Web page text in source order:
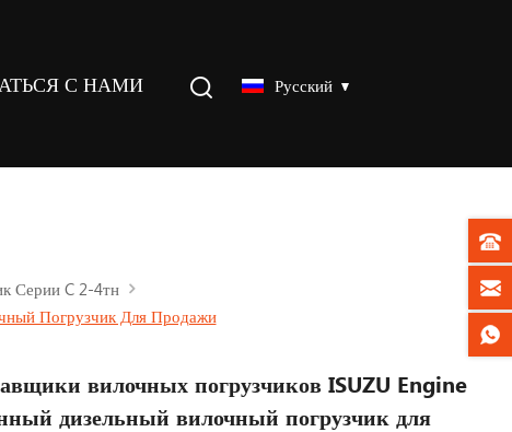
С НАМИ Русский
Серии C 2-4тн
Погрузчик Для Продажи
вилочных погрузчиков ISUZU Engine
дизельный вилочный погрузчик для